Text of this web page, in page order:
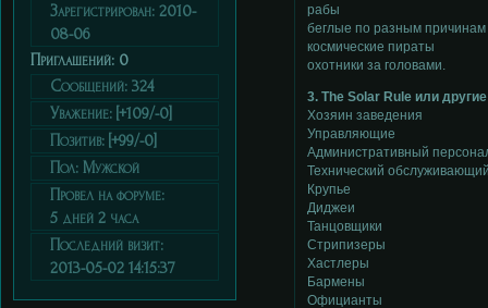
Зарегистрирован: 2010-
08-06
Приглашений: 0
Сообщений: 324
Уважение: [+109/-0]
Позитив: [+99/-0]
Пол: Мужской
Провел на форуме:
5 дней 2 часа
Последний визит:
2013-05-02 14:15:37
рабы
беглые по разным причинам
космические пираты
охотники за головами.
3. The Solar Rule или
Хозяин заведения
Управляющие
Административный
Технический
Крупье
Диджеи
Танцовщики
Стрипизеры
Хастлеры
Бармены
Официанты